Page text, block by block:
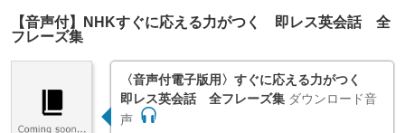
【音声付】NHKすぐに応える力がつく 即レス英会話 全
フレーズ集
〈音声付電子版用〉すぐに応える力がつく
即レス英会話 全フレーズ集 ダウンロード音
声